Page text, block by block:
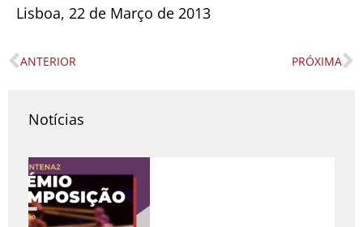
Lisboa, 22 de Março de 2013
Prev
ANTERIOR PRÓXIMA
Notícias